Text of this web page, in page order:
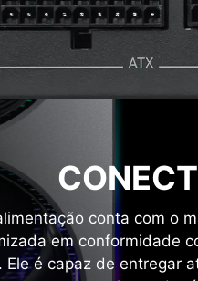
conta com o
em conformidade
Ele é capaz de entregar